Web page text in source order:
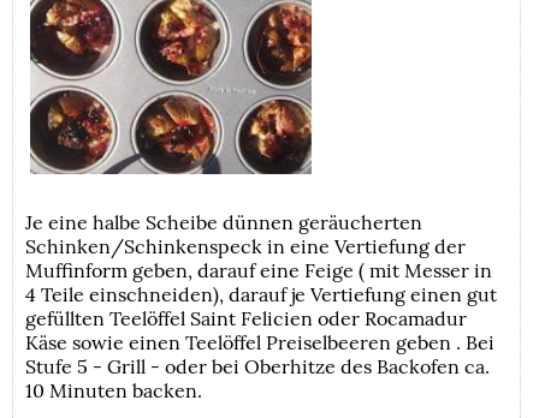
Je eine halbe Scheibe dünnen geräucherten
Schinken/Schinkenspeck in eine Vertiefung der
Muffinform geben, darauf eine Feige ( mit Messer in
4 Teile einschneiden), darauf je Vertiefung einen gut
gefüllten Teelöffel Saint Felicien oder Rocamadur
Käse sowie einen Teelöffel Preiselbeeren geben . Bei
Stufe 5 - Grill - oder bei Oberhitze des Backofen ca.
10 Minuten backen.